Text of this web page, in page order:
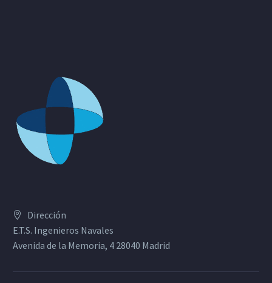
Dirección
E.T.S. Ingenieros Navales
Avenida de la Memoria, 4 28040 Madrid